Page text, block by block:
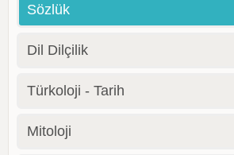
Sözlük
Dil Dilçilik
Türkoloji - Tarih
Mitoloji